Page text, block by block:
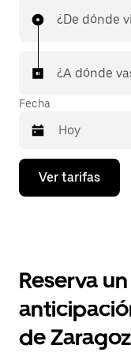
¿De dónde
¿A dónde
Fecha
Presiona
flecha
el
y
selecciona
una
Ver tarifas
Reserva
de